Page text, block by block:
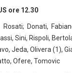
ore 12.30
Rosati; Donati,
Sini, Rispoli,
Jeda, Olivera (1),
Ofere, Tomovic